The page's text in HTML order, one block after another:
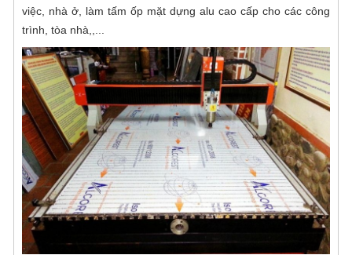
việc, nhà ở, làm tấm ốp mặt dựng alu cao cấp cho các công
trình, tòa nhà,,...